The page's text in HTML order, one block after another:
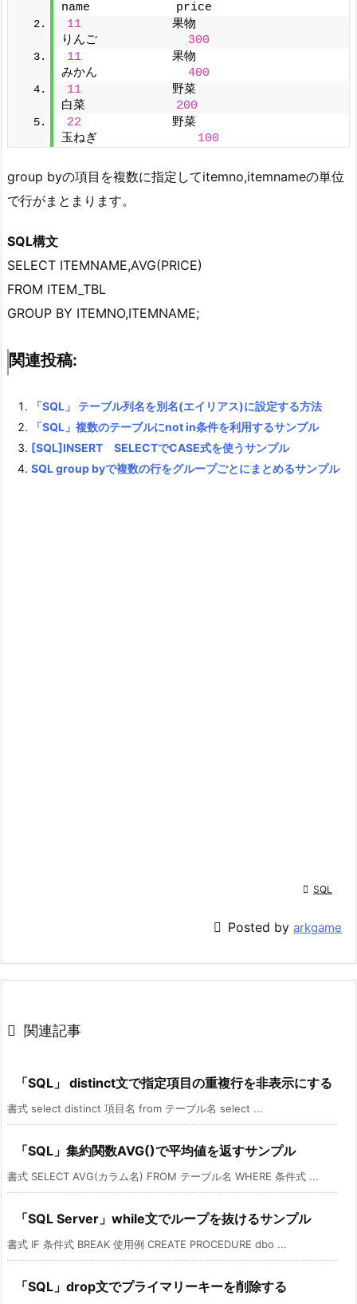
name            price
11
      　　　　果物
りんご 300
11
      　　　　果物
みかん 400
11
      　　　　野菜
白菜 200
22
      　　　　野菜
玉ねぎ 100
group byの項目を複数に指定してitemno,itemnameの単位
で行がまとまります。
SQL構文
SELECT ITEMNAME,AVG(PRICE)
FROM ITEM_TBL
GROUP BY ITEMNO,ITEMNAME;
関連投稿:
「SQL」 テーブル列名を別名(エイリアス)に設定する方法
「SQL」複数のテーブルにnot in条件を利用するサンプル
[SQL]INSERT SELECTでCASE式を使うサンプル
SQL group byで複数の行をグループごとにまとめるサンプル
 SQL
 Posted by arkgame
 関連記事
「SQL」 distinct文で指定項目の重複行を非表示にする
書式 select distinct 項目名 from テーブル名 select ...
「SQL」集約関数AVG()で平均値を返すサンプル
書式 SELECT AVG(カラム名) FROM テーブル名 WHERE 条件式 ...
「SQL Server」while文でループを抜けるサンプル
書式 IF 条件式 BREAK 使用例 CREATE PROCEDURE dbo ...
「SQL」drop文でプライマリーキーを削除する